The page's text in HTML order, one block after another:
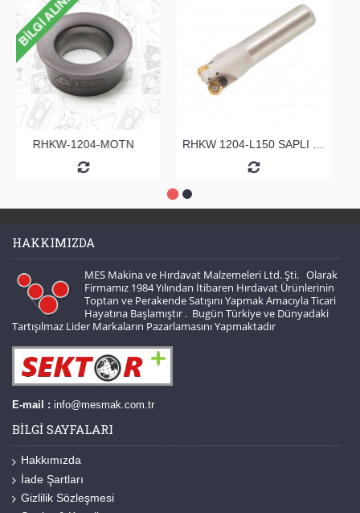
RHKW-1204-MOTN
HAKKIMIZDA
MES Makina ve Hırdavat Malzemeleri Ltd. Şti. Olarak
Firmamız 1984 Yılından İtibaren Hırdavat Ürünlerinin
Toptan ve Perakende Satışını Yapmak Amacıyla Ticari
Hayatına Başlamıştır . Bugün Türkiye ve Dünyadaki
Tartışılmaz Lider Markaların Pazarlamasını Yapmaktadır
E-mail : info@mesmak.com.tr
BILGI SAYFALARI
Hakkımızda
İade Şartları
Gizlilik Sözleşmesi